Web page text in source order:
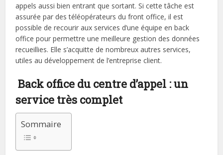
appels aussi bien entrant que sortant. Si cette tâche est
assurée par des téléopérateurs du front office, il est
possible de recourir aux services d’une équipe en back
office pour permettre une meilleure gestion des données
recueillies. Elle s’acquitte de nombreux autres services,
utiles au développement de l’entreprise client.
Back office du centre d’appel : un
service très complet
Sommaire